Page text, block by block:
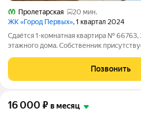
Пролетарская
20 мин.
ЖК «Город Первых», 1 квартал 2024
Сдаётся 1-комнатная квартира № 66763,
этажного дома. Собственник
оплачиваются отдельно. По условиям
детьми, без питомцев. Из
Позвонить
16 000 ₽ в месяц